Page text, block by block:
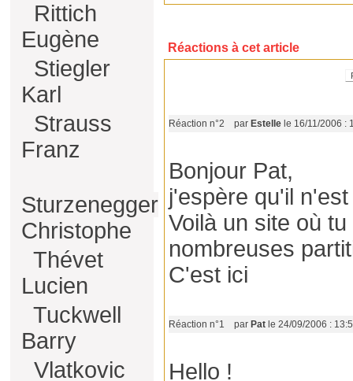
Rittich
Eugène
Stiegler
Karl
Strauss
Franz
Sturzenegger
Christophe
Thévet
Lucien
Tuckwell
Barry
Vlatkovic
Réactions à cet article
Réaction n°2 par Estelle le 16/11/2006 :
Bonjour Pat,
j'espère qu'il
Voilà un site où
nombreuses
C'est ici
Réaction n°1 par Pat le 24/09/2006 :
Hello !